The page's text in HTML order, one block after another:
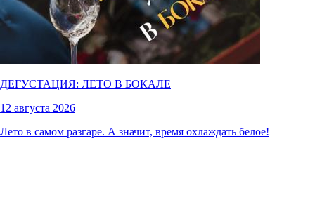
ДЕГУСТАЦИЯ: ЛЕТО В БОКАЛЕ
12 августа 2026
Лето в самом разгаре. А значит, время охлаждать белое!